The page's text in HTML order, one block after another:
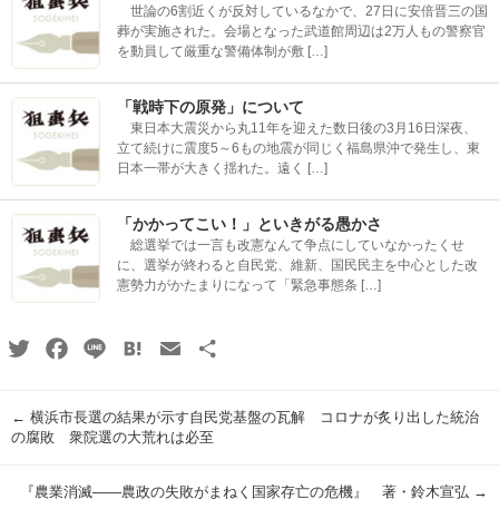
世論の6割近くが反対しているなかで、27日に安倍晋三の国
葬が実施された。会場となった武道館周辺は2万人もの警察官
を動員して厳重な警備体制が敷 […]
「戦時下の原発」について
東日本大震災から丸11年を迎えた数日後の3月16日深夜、
立て続けに震度5～6もの地震が同じく福島県沖で発生し、東
日本一帯が大きく揺れた。遠く […]
「かかってこい！」といきがる愚かさ
総選挙では一言も改憲なんて争点にしていなかったくせ
に、選挙が終わると自民党、維新、国民民主を中心とした改
憲勢力がかたまりになって「緊急事態条 […]
TwitterFacebook
Line HatenaEmail
← 横浜市長選の結果が示す自民党基盤の瓦解 コロナが炙り出した統治
の腐敗 衆院選の大荒れは必至
『農業消滅――農政の失敗がまねく国家存亡の危機』 著・鈴木宣弘 →